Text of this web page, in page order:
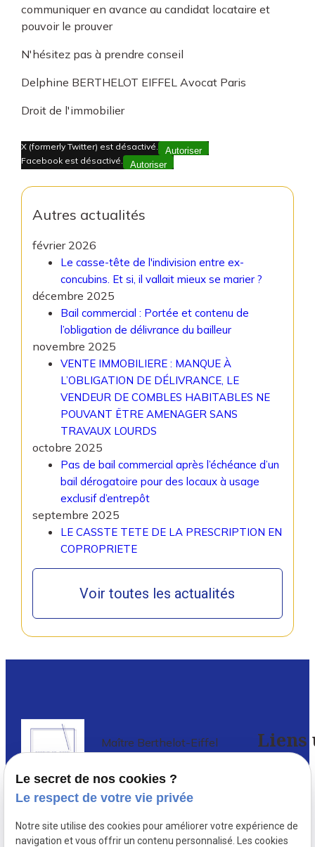
communiquer en avance au candidat locataire et
pouvoir le prouver
N'hésitez pas à prendre conseil
Delphine BERTHELOT EIFFEL Avocat Paris
Droit de l'immobilier
X (formerly Twitter) est désactivé.
Autoriser
Facebook est désactivé.
Autoriser
Autres actualités
février 2026
Le casse-tête de l'indivision entre ex-
concubins. Et si, il vallait mieux se marier ?
décembre 2025
Bail commercial : Portée et contenu de
l’obligation de délivrance du bailleur
novembre 2025
VENTE IMMOBILIERE : MANQUE À
L’OBLIGATION DE DÉLIVRANCE, LE
VENDEUR DE COMBLES HABITABLES NE
POUVANT ËTRE AMENAGER SANS
TRAVAUX LOURDS
octobre 2025
Pas de bail commercial après l’échéance d’un
bail dérogatoire pour des locaux à usage
exclusif d’entrepôt
septembre 2025
LE CASSTE TETE DE LA PRESCRIPTION EN
COPROPRIETE
Voir toutes les actualités
Maître Berthelot-Eiffel
depuis 1987, Delphine Berthelot-
Liens
Votre
avocat
Le secret de nos cookies ?
Le respect de votre vie privée
Notre site utilise des cookies pour améliorer votre expérience de
navigation et vous offrir un contenu personnalisé. Les cookies